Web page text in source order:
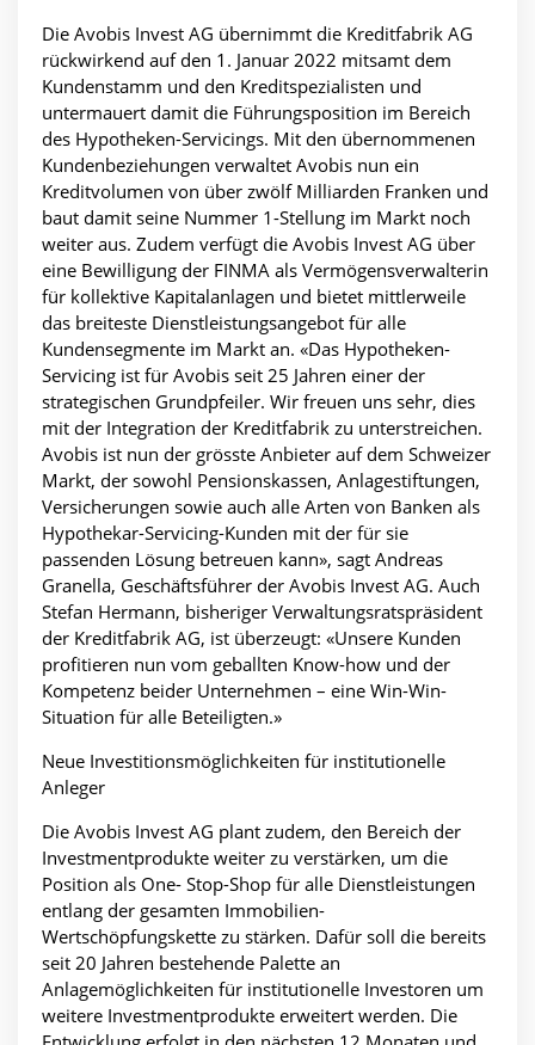
Die Avobis Invest AG übernimmt die Kreditfabrik AG
rückwirkend auf den 1. Januar 2022 mitsamt dem
Kundenstamm und den Kreditspezialisten und
untermauert damit die Führungsposition im Bereich
des Hypotheken-Servicings. Mit den übernommenen
Kundenbeziehungen verwaltet Avobis nun ein
Kreditvolumen von über zwölf Milliarden Franken und
baut damit seine Nummer 1-Stellung im Markt noch
weiter aus. Zudem verfügt die Avobis Invest AG über
eine Bewilligung der FINMA als Vermögensverwalterin
für kollektive Kapitalanlagen und bietet mittlerweile
das breiteste Dienstleistungsangebot für alle
Kundensegmente im Markt an. «Das Hypotheken-
Servicing ist für Avobis seit 25 Jahren einer der
strategischen Grundpfeiler. Wir freuen uns sehr, dies
mit der Integration der Kreditfabrik zu unterstreichen.
Avobis ist nun der grösste Anbieter auf dem Schweizer
Markt, der sowohl Pensionskassen, Anlagestiftungen,
Versicherungen sowie auch alle Arten von Banken als
Hypothekar-Servicing-Kunden mit der für sie
passenden Lösung betreuen kann», sagt Andreas
Granella, Geschäftsführer der Avobis Invest AG. Auch
Stefan Hermann, bisheriger Verwaltungsratspräsident
der Kreditfabrik AG, ist überzeugt: «Unsere Kunden
profitieren nun vom geballten Know-how und der
Kompetenz beider Unternehmen – eine Win-Win-
Situation für alle Beteiligten.»
Neue Investitionsmöglichkeiten für institutionelle
Anleger
Die Avobis Invest AG plant zudem, den Bereich der
Investmentprodukte weiter zu verstärken, um die
Position als One- Stop-Shop für alle Dienstleistungen
entlang der gesamten Immobilien-
Wertschöpfungskette zu stärken. Dafür soll die bereits
seit 20 Jahren bestehende Palette an
Anlagemöglichkeiten für institutionelle Investoren um
weitere Investmentprodukte erweitert werden. Die